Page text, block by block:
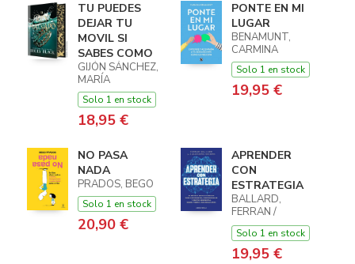
TU PUEDES
DEJAR TU
MOVIL SI
SABES COMO
GIJÓN SÁNCHEZ,
MARÍA
Solo 1 en stock
18,95 €
PONTE EN MI
LUGAR
BENAMUNT,
CARMINA
Solo 1 en stock
19,95 €
NO PASA
NADA
PRADOS, BEGO
Solo 1 en stock
20,90 €
APRENDER
CON
ESTRATEGIA
BALLARD,
FERRAN /
SCHERK,
ALEJANDRA
Solo 1 en stock
19,95 €